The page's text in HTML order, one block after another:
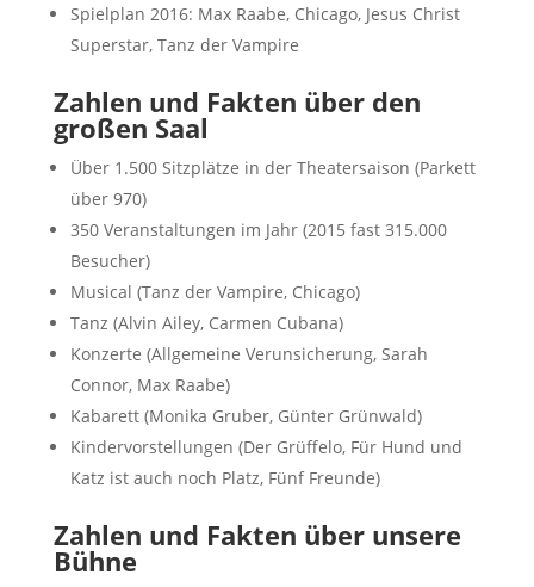
Spielplan 2016: Max Raabe, Chicago, Jesus Christ
Superstar, Tanz der Vampire
Zahlen und Fakten über den
großen Saal
Über 1.500 Sitzplätze in der Theatersaison (Parkett
über 970)
350 Veranstaltungen im Jahr (2015 fast 315.000
Besucher)
Musical (Tanz der Vampire, Chicago)
Tanz (Alvin Ailey, Carmen Cubana)
Konzerte (Allgemeine Verunsicherung, Sarah
Connor, Max Raabe)
Kabarett (Monika Gruber, Günter Grünwald)
Kindervorstellungen (Der Grüffelo, Für Hund und
Katz ist auch noch Platz, Fünf Freunde)
Zahlen und Fakten über unsere
Bühne